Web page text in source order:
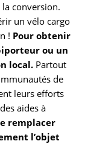
conversion.
un vélo cargo
! Pour obtenir
ou un
local. Partout
de
leurs efforts
aides à
remplacer
l’objet